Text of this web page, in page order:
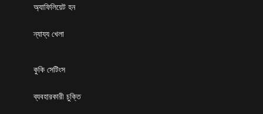
অ্যাফিলিয়েট হন
ন্যায্য খেলা
কুকি সেটিংস
ব্যবহারকারী চুক্তি